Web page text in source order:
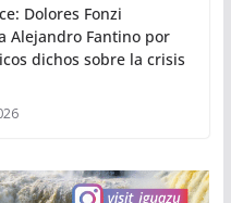
Dolores Fonzi
Alejandro Fantino por
dichos sobre la crisis